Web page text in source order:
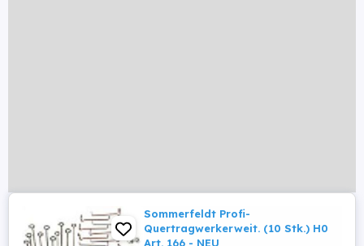
Sommerfeldt Profi-
Quertragwerkerweit. (10 Stk.) H0
Art. 166 - NEU